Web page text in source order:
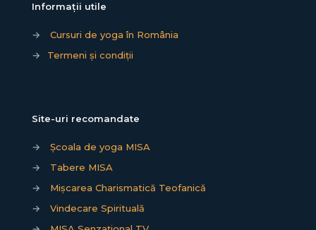
Informații utile
→
Cursuri de yoga în România
→
Termeni și condiții
Site-uri recomandate
→
Școala de yoga MISA
→
Tabere MISA
→
Mișcarea Charismatică Teofanică
→
Vindecare Spirituală